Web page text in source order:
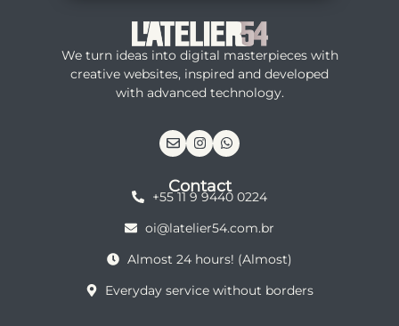
We turn ideas into digital masterpieces with
creative websites, inspired and developed
with advanced technology.
Contact
+55 11 9 9440 0224
oi@latelier54.com.br
Almost 24 hours! (Almost)
Everyday service without borders